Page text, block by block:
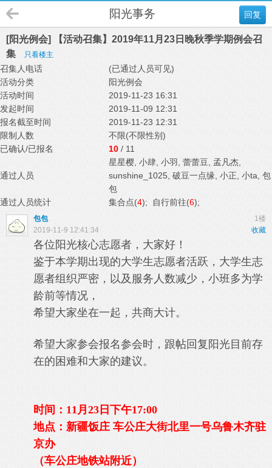
回复
阳光事务
[阳光例会] 【活动召集】2019年11月23日晚秋季学期例会召
集
只看楼主
召集人电话
(已通过人员可见)
活动分类
阳光例会
活动时间
2019-11-23 16:31
发起时间
2019-11-09 12:31
报名截至时间
2019-11-23 12:31
限制人数
不限(不限性别)
已确认/已报名
10 / 11
通过人员
星星樱 小肆 小羽 蕾蕾豆 孟凡杰
sunshine_1025 破豆一点缘 小正 小ta 包
包
通过人员统计
集合点(4); 自行前往(6);
1楼
包包
收藏
2019-11-9 12:41:34
各位阳光核心志愿者，大家好！
鉴于本学期出现的大学生志愿者活跃，大学生志
愿者组织严密，以及服务人数减少，小班多为学
龄前等情况，
希望大家坐在一起，共商大计。
希望大家参会报名参会时，跟帖回复阳光目前存
在的困难和大家的建议。
时间：11月23日下午17:00
地点：新疆饭庄 车公庄大街北里一号乌鲁木齐驻
京办
（车公庄地铁站附近）